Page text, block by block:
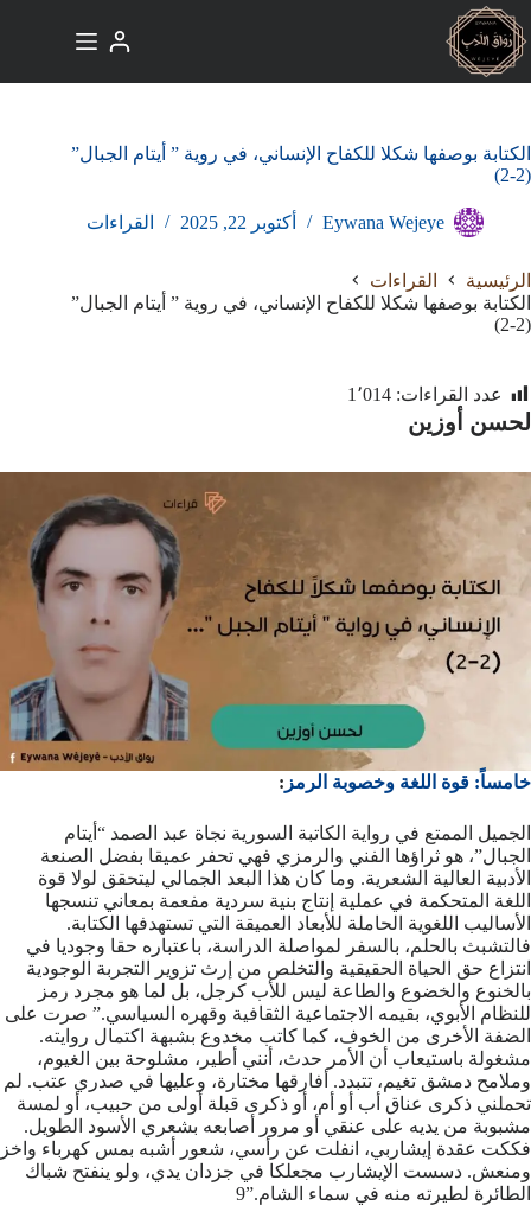
التجاوز
إلى
المحتوى
الكتابة بوصفها شكلا للكفاح الإنساني، في روية ” أيتام الجبال”
(2-2)
Eywana Wejeye أكتوبر 22, 2025 القراءات
الرئيسية
القراءات
الكتابة بوصفها شكلا للكفاح الإنساني، في روية ” أيتام الجبال”
(2-2)
عدد القراءات: 1٬014
لحسن أوزين
خامساً: قوة اللغة وخصوبة الرمز :
الجميل الممتع في رواية الكاتبة السورية نجاة عبد الصمد “أيتام
الجبال”، هو ثراؤها الفني والرمزي فهي تحفر عميقا بفضل الصنعة
الأدبية العالية الشعرية. وما كان هذا البعد الجمالي ليتحقق لولا قوة
اللغة المتحكمة في عملية إنتاج بنية سردية مفعمة بمعاني تنسجها
الأساليب اللغوية الحاملة للأبعاد العميقة التي تستهدفها الكتابة.
فالتشبث بالحلم، بالسفر لمواصلة الدراسة، باعتباره حقا وجوديا في
انتزاع حق الحياة الحقيقية والتخلص من إرث تزوير التجربة الوجودية
بالخنوع والخضوع والطاعة ليس للأب كرجل، بل لما هو مجرد رمز
للنظام الأبوي، بقيمه الاجتماعية الثقافية وقهره السياسي.” صرت على
الضفة الأخرى من الخوف، كما كاتب مخدوع بشبهة اكتمال روايته.
مشغولة باستيعاب أن الأمر حدث، أنني أطير، مشلوحة بين الغيوم،
وملامح دمشق تغيم، تتبدد. أفارقها مختارة، وعليها في صدري عتب. لم
تحملني ذكرى عناق أب أو أم، أو ذكرى قبلة أولى من حبيب، أو لمسة
مشبوبة من يديه على عنقي أو مرور أصابعه بشعري الأسود الطويل.
فككت عقدة إيشاربي، انفلت عن رأسي، شعور أشبه بمس كهرباء واخز
ومنعش. دسست الإيشارب مجعلكا في جزدان يدي، ولو ينفتح شباك
الطائرة لطيرته منه في سماء الشام.”9